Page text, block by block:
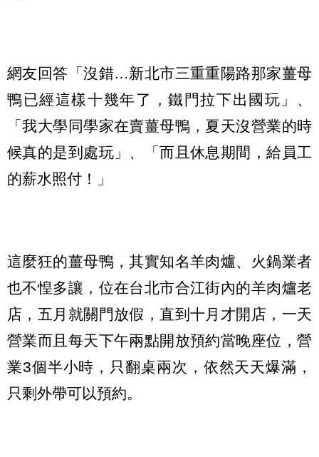
網友回答「沒錯…新北市三重重陽路那家薑母
鴨已經這樣十幾年了，鐵門拉下出國玩」、
「我大學同學家在賣薑母鴨，夏天沒營業的時
候真的是到處玩」、「而且休息期間，給員工
的薪水照付！」
這麼狂的薑母鴨，其實知名羊肉爐、火鍋業者
也不惶多讓，位在台北市合江街內的羊肉爐老
店，五月就關門放假，直到十月才開店，一天
營業而且每天下午兩點開放預約當晚座位，營
業3個半小時，只翻桌兩次，依然天天爆滿，
只剩外帶可以預約。